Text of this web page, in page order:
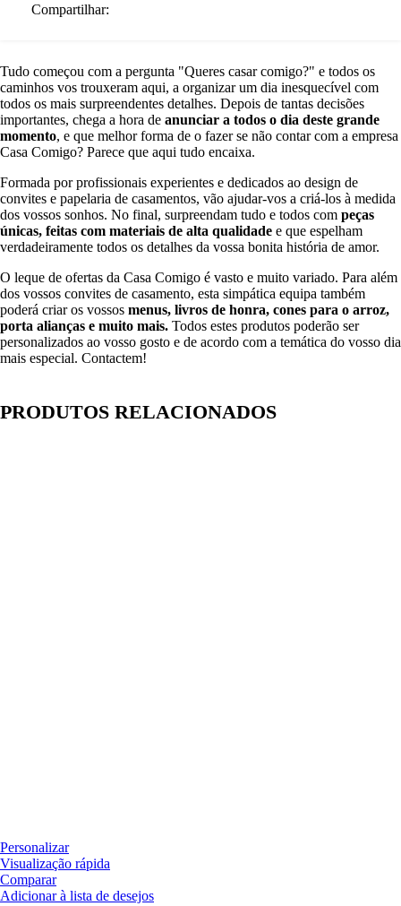
Compartilhar:
Tudo começou com a pergunta "Queres casar comigo?" e todos os
caminhos vos trouxeram aqui, a organizar um dia inesquecível com
todos os mais surpreendentes detalhes. Depois de tantas decisões
importantes, chega a hora de anunciar a todos o dia deste grande
momento, e que melhor forma de o fazer se não contar com a empresa
Casa Comigo? Parece que aqui tudo encaixa.
Formada por profissionais experientes e dedicados ao design de
convites e papelaria de casamentos, vão ajudar-vos a criá-los à medida
dos vossos sonhos. No final, surpreendam tudo e todos com peças
únicas, feitas com materiais de alta qualidade e que espelham
verdadeiramente todos os detalhes da vossa bonita história de amor.
O leque de ofertas da Casa Comigo é vasto e muito variado. Para além
dos vossos convites de casamento, esta simpática equipa também
poderá criar os vossos menus, livros de honra, cones para o arroz,
porta alianças e muito mais. Todos estes produtos poderão ser
personalizados ao vosso gosto e de acordo com a temática do vosso dia
mais especial. Contactem!
PRODUTOS RELACIONADOS
Personalizar
Visualização rápida
Comparar
Adicionar à lista de desejos